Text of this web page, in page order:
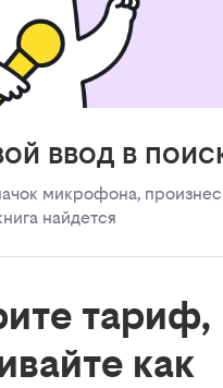
ввод в
микрофона,
найдется
тариф,
как